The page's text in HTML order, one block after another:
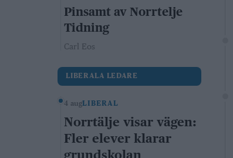
Pinsamt av Norrtelje
Tidning
Carl Eos
LIBERALA LEDARE
4 augLIBERAL
Norrtälje visar vägen:
Fler elever klarar
grundskolan